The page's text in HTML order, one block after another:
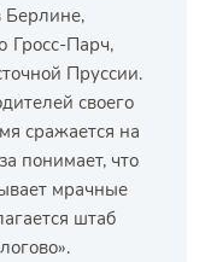
Берлине,
Гросс-Парч,
Пруссии.
своего
сражается на
понимает, что
мрачные
штаб